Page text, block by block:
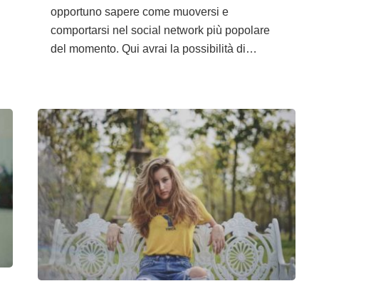
opportuno sapere come muoversi e
comportarsi nel social network più popolare
del momento. Qui avrai la possibilità di…